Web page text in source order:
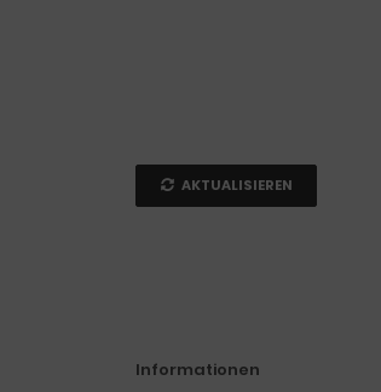
AKTUALISIEREN
Informationen